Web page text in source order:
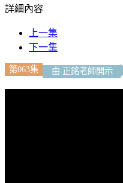
詳細內容
上一集
下一集
第063集 由 正銘老師開示